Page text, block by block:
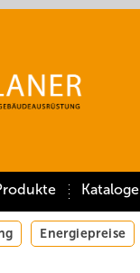
Kataloge
Energiepreise